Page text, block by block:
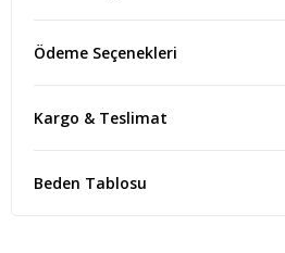
Ödeme Seçenekleri
Kargo & Teslimat
Beden Tablosu